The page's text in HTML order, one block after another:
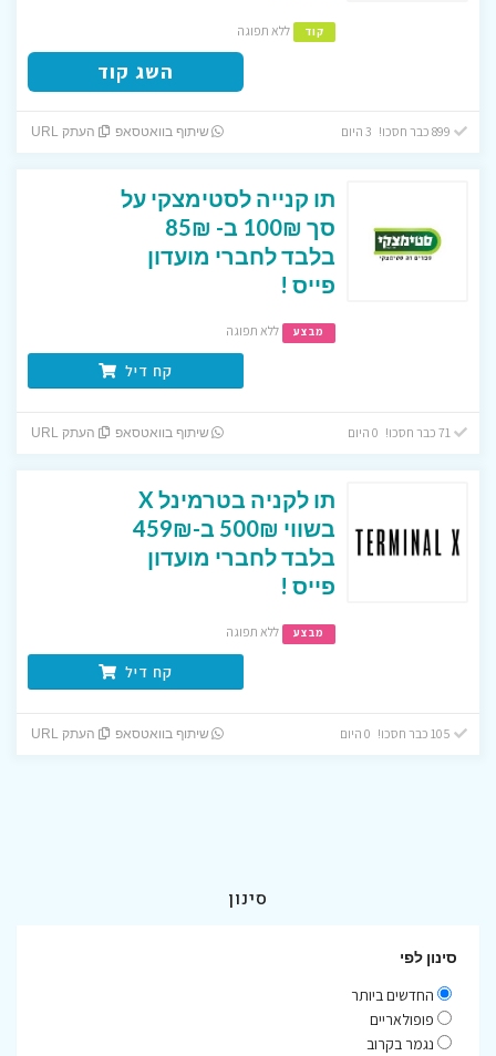
קוד ללא תפוגה
השג קוד
שיתוף בוואטסאפ העתק URL
תו קנייה לסטימצקי על
סך 100₪ ב- 85₪
בלבד לחברי מועדון
פייס !
מבצע ללא תפוגה
קח דיל
71 כבר חסכו! 0 היום שיתוף בוואטסאפ העתק URL
תו לקניה בטרמינל X
בשווי 500₪ ב-459₪
בלבד לחברי מועדון
פייס !
מבצע ללא תפוגה
קח דיל
שיתוף בוואטסאפ העתק URL
סינון
סינון לפי
החדשים ביותר
פופולאריים
נגמר בקרוב